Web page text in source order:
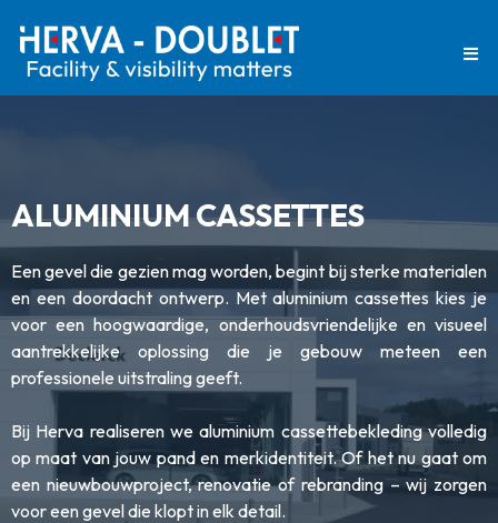
ALUMINIUM CASSETTES
Een gevel die gezien mag worden, begint bij sterke materialen
en een doordacht ontwerp. Met aluminium cassettes kies je
voor een hoogwaardige, onderhoudsvriendelijke en visueel
aantrekkelijke oplossing die je gebouw meteen een
professionele uitstraling geeft.
Bij Herva realiseren we aluminium cassettebekleding volledig
op maat van jouw pand en merkidentiteit. Of het nu gaat om
een nieuwbouwproject, renovatie of rebranding – wij zorgen
voor een gevel die klopt in elk detail.